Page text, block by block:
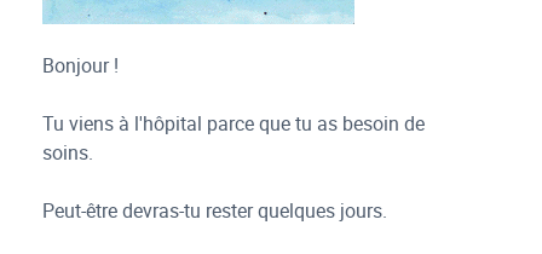
Bonjour !
Tu viens à l'hôpital parce que tu as besoin de
soins.
Peut-être devras-tu rester quelques jours.